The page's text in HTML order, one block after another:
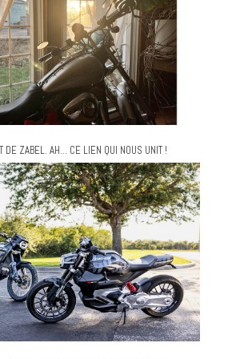
DE ZABEL. AH… CE LIEN QUI NOUS UNIT !